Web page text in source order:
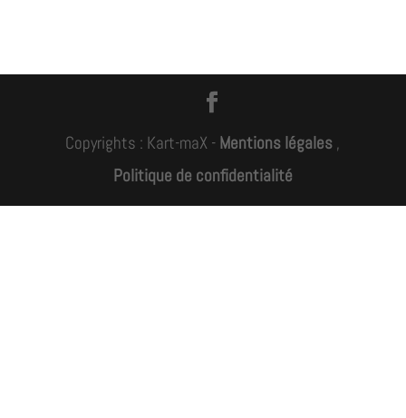
Copyrights : Kart-maX - Mentions légales ,
Politique de confidentialité